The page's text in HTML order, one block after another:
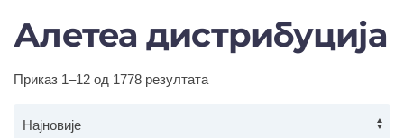
Алетеа дистрибуција
Приказ 1–12 од 1778 резултатаСортирано